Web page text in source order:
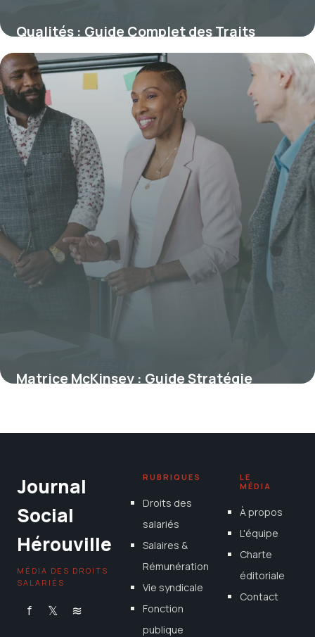
Qualités : Guide Complet des Traits
Essentiels 2026
4 juillet 2026
Matrice McKinsey : Guide Stratégie
Journal
Social
Hérouville
MÉDIA DES DROITS
SALARIÉS
f 𝕏 ≋
RUBRIQUES
Droits des
salariés
Salaires &
Rémunération
Vie syndicale
Fonction
publique
LE
MÉDIA
À propos
L'équipe
Charte
éditoriale
Contact